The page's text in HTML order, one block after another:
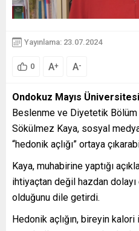
Yayınlama: 23.07.2024
0 A+ A-
Ondokuz Mayıs Üniversitesi
Beslenme ve Diyetetik Bölüm
Sökülmez Kaya, sosyal
“hedonik açlığı” ortaya
Kaya, muhabirine yaptığı
ihtiyaçtan değil hazdan dolayı
olduğunu dile getirdi.
Hedonik açlığın, bireyin kalori